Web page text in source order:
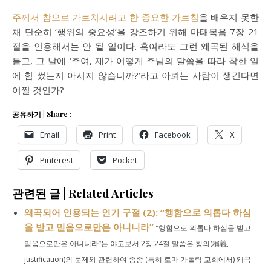
주께서 참으로 가르치시려고 한 중요한 가르침을 배우지 못한
채 단순히 ‘행위의 중요성’을 강조하기 위해 마태복음 7장 21
절을 인용해서는 안 될 일이다. 혹여라도 그런 왜곡된 해석을
듣고, 그 날에 ‘주여, 제가 어떻게 주님의 말씀을 따라 착한 일
에 힘 썼는지 아시지 않습니까?’라고 아뢰는 사람이 생긴다면
어쩔 것인가?
공유하기 | Share :
Email Print Facebook X
Pinterest Pocket
관련된 글 | Related Articles
왜곡되어 인용되는 인기 구절 (2): “행함으로 의롭다 하심
을 받고 믿음으로만은 아니니라” “행함으로 의롭다 하심을 받고
믿음으로만은 아니니라”는 야고보서 2장 24절 말씀은 칭의(稱義,
justification)의 문제와 관련하여 종종 (특히 로마 가톨릭 교회에서) 왜곡